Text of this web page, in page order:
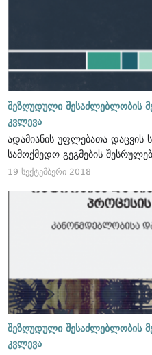
შეზღუდული შესაძლებლობის
კვლევა
ადამიანის უფლებათა დაცვის
სამოქმედო გეგმების
19 სექტემბერი 2018
შეზღუდული შესაძლებლობის
კვლევა